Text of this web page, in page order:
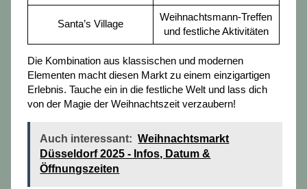
Santa’s Village
Weihnachtsmann-Treffen
und festliche Aktivitäten
Die Kombination aus klassischen und modernen
Elementen macht diesen Markt zu einem einzigartigen
Erlebnis. Tauche ein in die festliche Welt und lass dich
von der Magie der Weihnachtszeit verzaubern!
Auch interessant: Weihnachtsmarkt
Düsseldorf 2025 - Infos, Datum &
Öffnungszeiten